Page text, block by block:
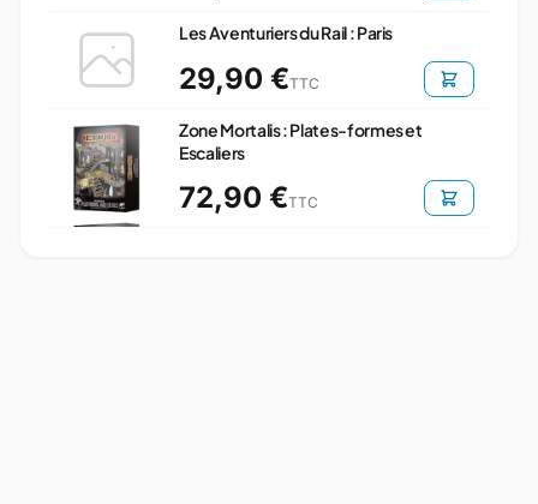
Les Aventuriers du Rail : Paris
29,90 €TTC
Zone Mortalis : Plates-formes et
Escaliers
72,90 €TTC